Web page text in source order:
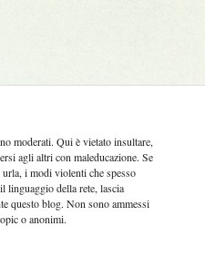
moderati. Qui è vietato insultare,
agli altri con maleducazione. Se
urla, i modi violenti che spesso
linguaggio della rete, lascia
questo blog. Non sono ammessi
o anonimi.